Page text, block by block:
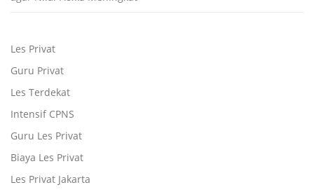
Les Privat
Guru Privat
Les Terdekat
Intensif CPNS
Guru Les Privat
Biaya Les Privat
Les Privat Jakarta